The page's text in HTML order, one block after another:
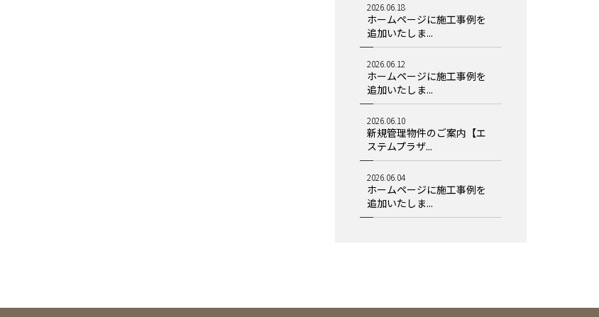
2026.06.18
ホームページに施工事例を
追加いたしま...
2026.06.12
ホームページに施工事例を
追加いたしま...
2026.06.10
新規管理物件のご案内【エ
ステムプラザ...
2026.06.04
ホームページに施工事例を
追加いたしま...